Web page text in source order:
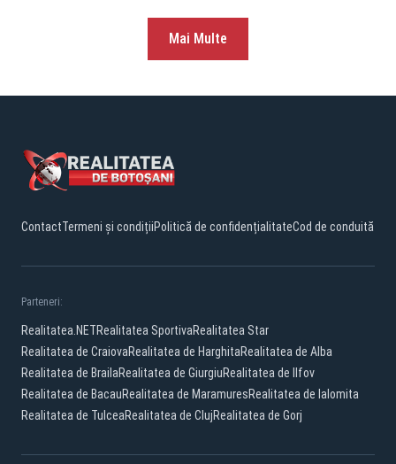
Mai Multe
ContactTermeni și condițiiPolitică de confidențialitateCod de conduită
Parteneri:
Realitatea.NETRealitatea SportivaRealitatea Star
Realitatea de CraiovaRealitatea de HarghitaRealitatea de Alba
Realitatea de BrailaRealitatea de GiurgiuRealitatea de Ilfov
Realitatea de BacauRealitatea de MaramuresRealitatea de Ialomita
Realitatea de TulceaRealitatea de ClujRealitatea de Gorj